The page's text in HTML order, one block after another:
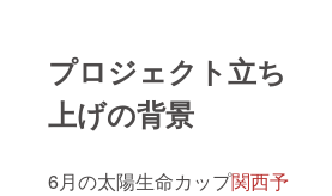
プロジェクト立ち
上げの背景
6月の太陽生命カップ関西予